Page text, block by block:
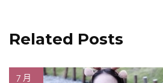
Related Posts
7 月